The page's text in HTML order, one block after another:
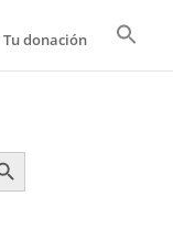
Tu donación
de búsqueda